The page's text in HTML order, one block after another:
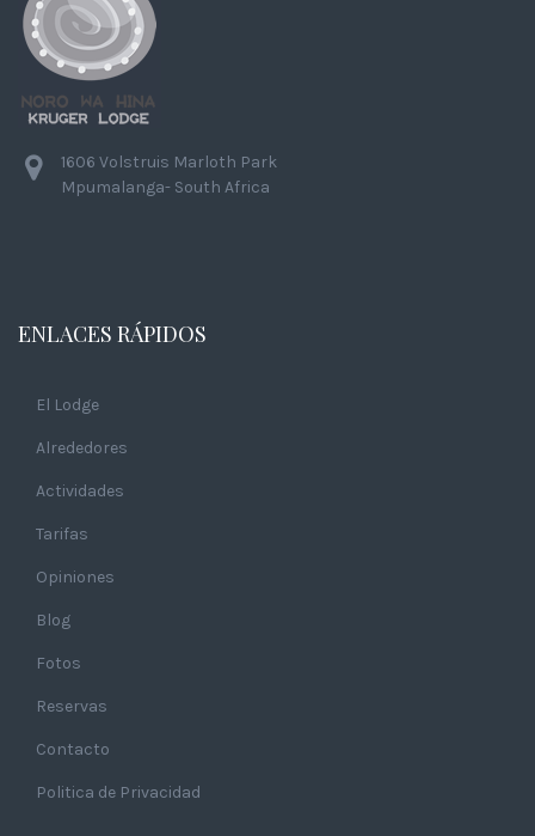
1606 Volstruis Marloth Park
Mpumalanga- South Africa
ENLACES RÁPIDOS
El Lodge
Alrededores
Actividades
Tarifas
Opiniones
Blog
Fotos
Reservas
Contacto
Politica de Privacidad